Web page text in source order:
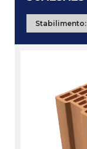
Stabilimento: